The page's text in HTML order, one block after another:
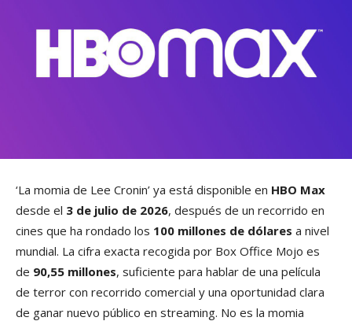
‘La momia de Lee Cronin’ ya está disponible en HBO Max
desde el 3 de julio de 2026, después de un recorrido en
cines que ha rondado los 100 millones de dólares a nivel
mundial. La cifra exacta recogida por Box Office Mojo es
de 90,55 millones, suficiente para hablar de una película
de terror con recorrido comercial y una oportunidad clara
de ganar nuevo público en streaming. No es la momia